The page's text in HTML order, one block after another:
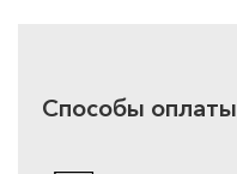
Способы оплаты